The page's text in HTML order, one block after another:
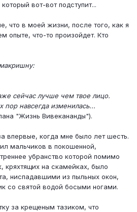
вот-вот подступит...
что в моей жизни, после того, как я
опыте, что-то произойдет. Кто
сейчас лучше чем твое лицо.
пор навсегда изменилась...
"Жизнь Вивекананды").
впервые, когда мне было лет шесть.
мальчиков в покошенной,
убранство которой помимо
кряхтящих на скамейках, было
ниспадавшими из пыльных окон,
со святой водой босыми ногами.
за крещеным тазиком, что